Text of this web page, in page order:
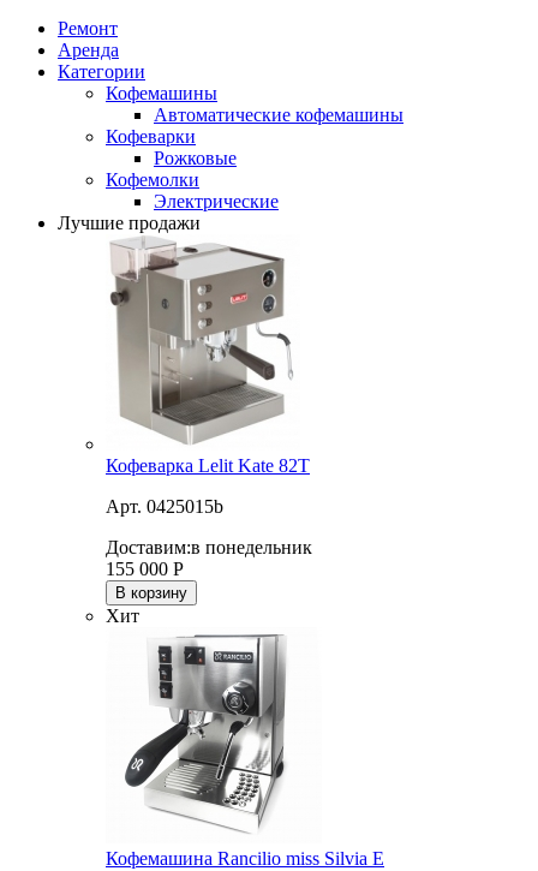
Ремонт
Аренда
Категории
Кофемашины
Автоматические кофемашины
Кофеварки
Рожковые
Кофемолки
Электрические
Лучшие продажи
Кофеварка Lelit Kate 82T
Арт. 0425015b
Доставим:в понедельник
155 000 Р
В корзину
Хит
Кофемашина Rancilio miss Silvia E